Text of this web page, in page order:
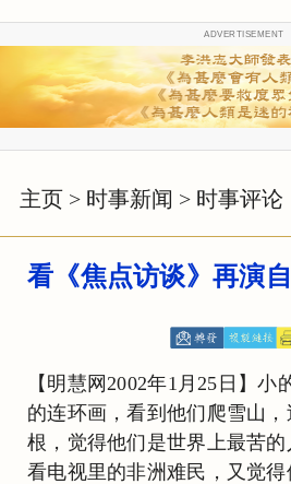
ADVERTISEMENT
主页 > 时事新闻 > 时事评论
看《焦点访谈》再演
【明慧网2002年1月25日】
的连环画，看到他们爬雪山
根，觉得他们是世界上最苦
看电视里的非洲难民，又觉